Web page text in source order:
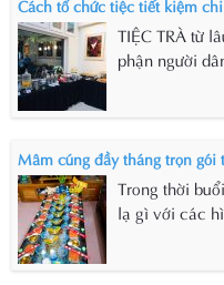
Cách tổ chức tiệc tiết kiệm
TIỆC TRÀ từ
phận người
Mâm cúng đầy tháng trọn gói
Trong thời
lạ gì với các